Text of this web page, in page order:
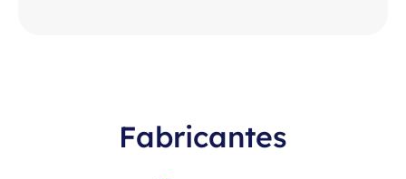
Fabricantes